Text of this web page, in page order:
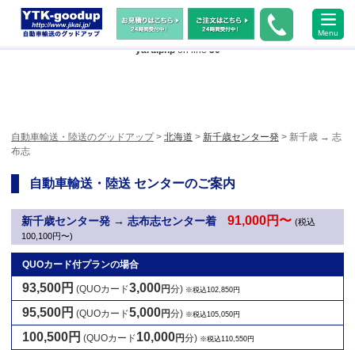
Warning: Undefined array key "HTTP_ACCEPT_LANGUAGE" in
/home/xs483473/jikai.jp/public_html/wp-content/themes/ytk2018/header-
yard.phpon line50
Menu
自動車輸送・陸送のグッドアップ> 北海道 > 新千歳センター発 > 新千歳 → 志
布志
自動車輸送・陸送 センターのご案内
新千歳センター発 → 志布志センター着91,000円〜 (税込
100,100円〜)
QUOカード付プランの場合
93,500円 (QUOカード3,000円分) ※税込102,850円
95,500円 (QUOカード5,000円分) ※税込105,050円
100,500円 (QUOカード10,000円分) ※税込110,550円